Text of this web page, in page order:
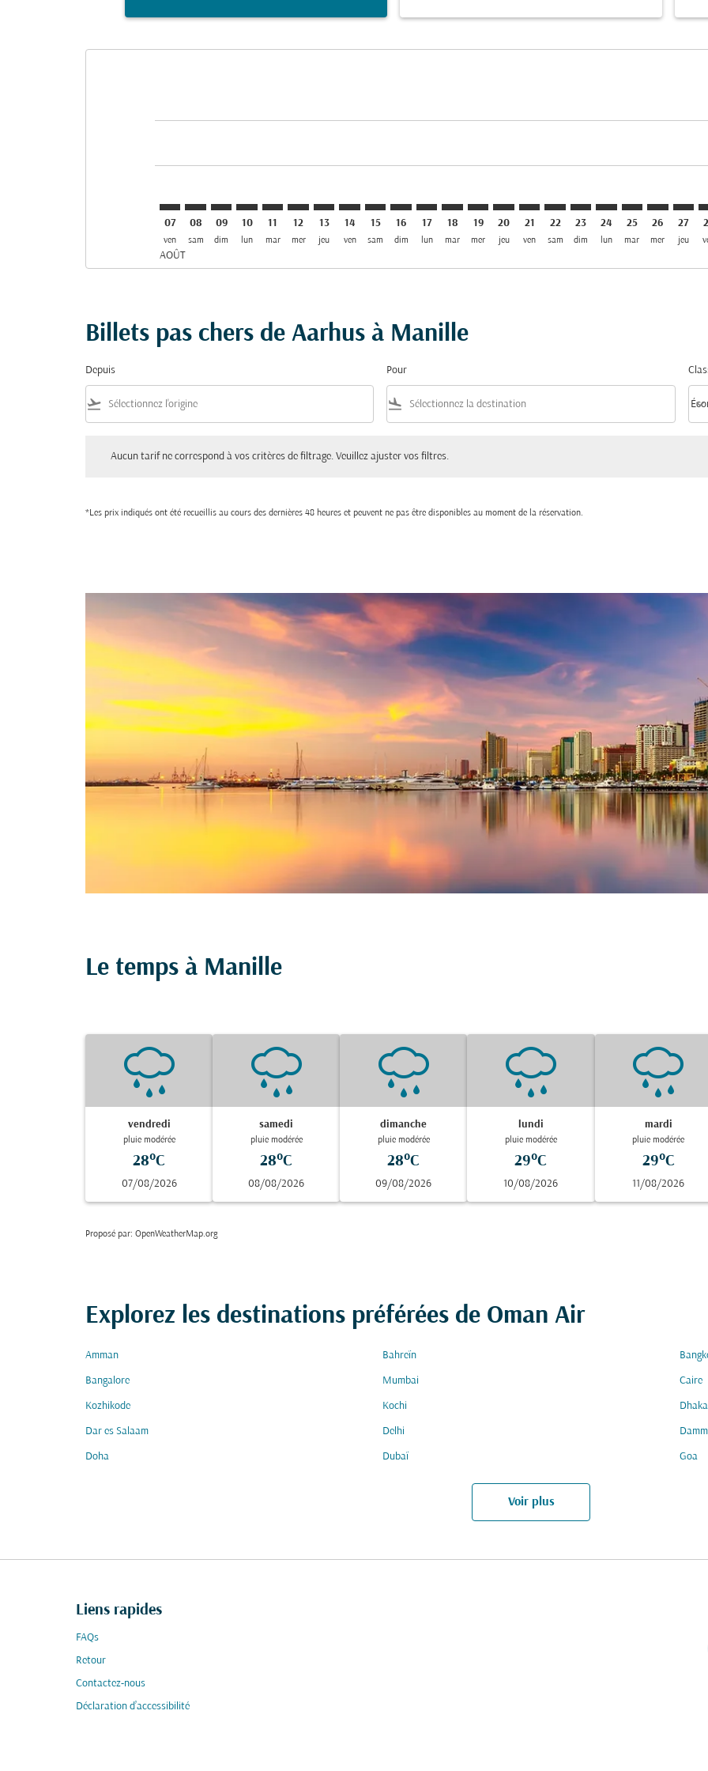
07
ven
AOÛT
08
sam
09
dim
10
lun
11
mar
12
mer
13
jeu
14
ven
15
sam
16
dim
17
lun
18
mar
AAR–MNL: cmp-view-offers-disclaimer.
19
mer
AAR–MNL: cmp-view-offers-
20
jeu
AAR–MNL: cmp-view-offers-
21
ven
AAR–MNL: cmp-view-
22
sam
AAR–MNL: cmp-view-
23
dim
AAR–MNL: cmp-
24
lun
AAR–MNL:
25
mar
26
mer
27
jeu
Billets pas chers de Aarhus à Manille
Depuis
flight_takeoff
Pour
flight_land keyboard_arrow_down
Aucun tarif ne correspond à vos critères de filtrage. Veuillez ajuster vos filtres.
*Les prix indiqués ont été recueillis au cours des dernières 48 heures et peuvent ne pas être disponibles au moment de la réservation.
Le temps à Manille
vendredi
pluie modérée
28°C
07/08/2026
samedi
pluie modérée
28°C
08/08/2026
dimanche
pluie modérée
28°C
09/08/2026
lundi
pluie modérée
29°C
10/08/2026
mardi
pluie modérée
29°C
11/08/2026
Proposé par: OpenWeatherMap.org
Explorez les destinations préférées de Oman Air
Amman Bahreïn
Bangalore Mumbai Caire
Kozhikode Kochi Dhaka
Dar es Salaam Delhi
Doha Dubaï Goa
Voir plus
Liens rapides
FAQs
Retour
Contactez-nous
Déclaration d’accessibilité